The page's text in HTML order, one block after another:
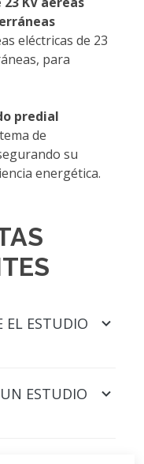
eléctricas de 23
para
predial
de
su
energética.
EL ESTUDIO
ESTUDIO